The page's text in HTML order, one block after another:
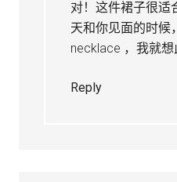
对！这件裙子很适
天和你见面的时候
necklace ，我就
Reply